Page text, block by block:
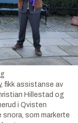
fikk assistanse av
Hillestad og
i Qvisten
som markerte